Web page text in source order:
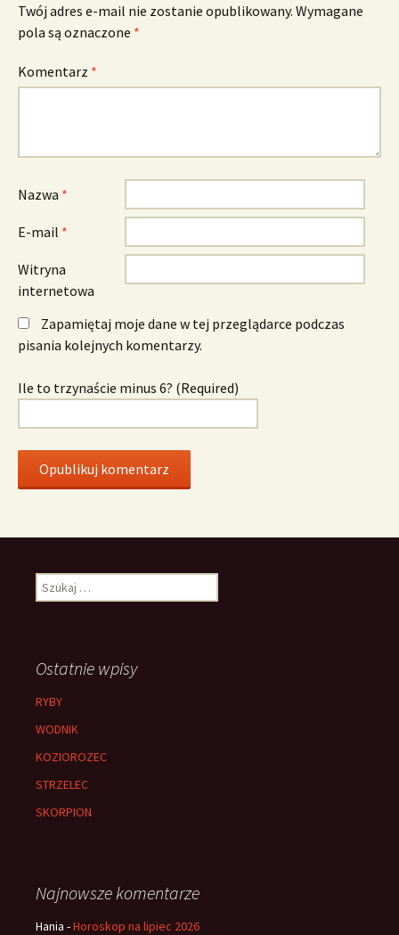
Twój adres e-mail nie zostanie opublikowany. Wymagane
pola są oznaczone *
Komentarz *
Nazwa *
E-mail *
Witryna
internetowa
Zapamiętaj moje dane w tej przeglądarce podczas
pisania kolejnych komentarzy.
Ile to trzynaście minus 6? (Required)
Szukaj:
Ostatnie wpisy
RYBY
WODNIK
KOZIOROZEC
STRZELEC
SKORPION
Najnowsze komentarze
Hania -Horoskop na lipiec 2026